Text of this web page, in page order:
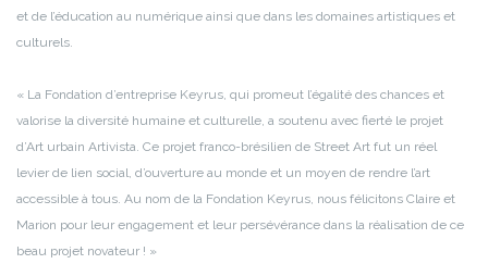
et de l’éducation au numérique ainsi que dans les domaines artistiques et
culturels.
« La Fondation d’entreprise Keyrus, qui promeut l’égalité des chances et
valorise la diversité humaine et culturelle, a soutenu avec fierté le projet
d’Art urbain Artivista. Ce projet franco-brésilien de Street Art fut un réel
levier de lien social, d’ouverture au monde et un moyen de rendre l’art
accessible à tous. Au nom de la Fondation Keyrus, nous félicitons Claire et
Marion pour leur engagement et leur persévérance dans la réalisation de ce
beau projet novateur ! »